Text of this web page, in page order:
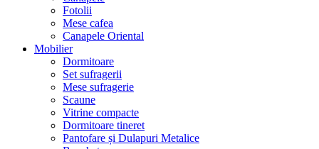
Fotolii
Mese cafea
Canapele Oriental
Mobilier
Dormitoare
Set sufragerii
Mese sufragerie
Scaune
Vitrine compacte
Dormitoare tineret
Pantofare și Dulapuri Metalice